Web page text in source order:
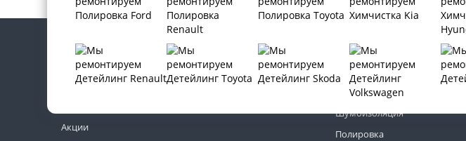
Контакты
Акции
Тонировка автомобиля
Бронирование автомобиля
Шумоизоляция
Полировка